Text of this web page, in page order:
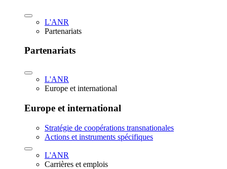
L'ANR
Partenariats
Partenariats
L'ANR
Europe et international
Europe et international
Stratégie de coopérations transnationales
Actions et instruments spécifiques
L'ANR
Carrières et emplois